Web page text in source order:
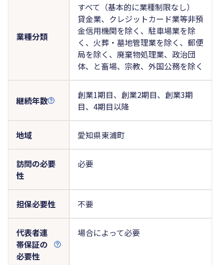
業種分類
すべて（基本的に業種制限なし）
貸金業、クレジットカード業等非預
金信用機関を除く、駐車場業を除
く、火葬・墓地管理業を除く、郵便
局を除く、廃棄物処理業、政治団
体、と畜場、宗教、外国公務を除く
継続年数
創業1期目、創業2期目、創業3期
目、4期目以降
地域 愛知県東浦町
訪問の必要
性
必要
担保必要性 不要
代表者連
帯保証の
必要性
場合によって必要